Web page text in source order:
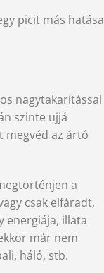
picit más hatása
nagytakarítással
szinte ujjá
megvéd az ártó
a
csak elfáradt,
energiája, illata
már nem
háló, stb.